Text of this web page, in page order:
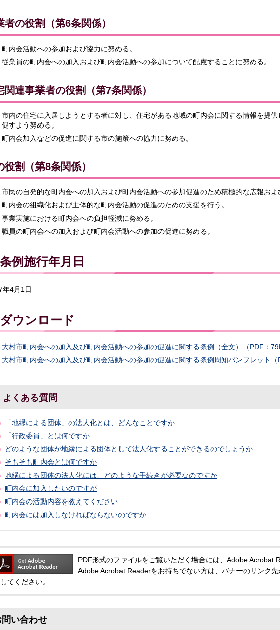
者の役割（第6条関係）
町内会活動への参加および協力に努める。
従業員の町内会への加入および町内会活動への参加について配慮することに努める。
関連事業者の役割（第7条関係）
市内の住宅に入居しようとする者に対し、住宅がある地域の町内会に関する情報を提
促すよう努める。
町内会加入などの促進に関する市の施策への協力に努める。
役割（第8条関係）
市民の自発的な町内会への加入および町内会活動への参加促進のため積極的な広報およ
町内会の組織化および主体的な町内会活動の促進のための支援を行う。
事業実施における町内会への負担軽減に努める。
職員の町内会への加入および町内会活動への参加の促進に努める。
条例施行年月日
年4月1日
ダウンロード
大村市町内会への加入及び町内会活動への参加の促進に関する条例（全文）（PDF：
大村市町内会への加入及び町内会活動への参加の促進に関する条例周知パンフレット（
よくある質問
「地縁による団体」の法人化とは、どんなことですか
「行政委員」とは何ですか
どのような団体が地縁による団体として法人化することができるのでしょうか
そもそも町内会とは何ですか
地縁による団体の法人化には、どのような手続きが必要なのですか
町内会に加入したいのですが
町内会の活動内容を教えてください
町内会には加入しなければならないのですか
PDF形式のファイルをご覧いただく場合には、Adobe Acrobat
Adobe Acrobat Readerをお持ちでない方は、バナーのリンク
てください。
い合わせ